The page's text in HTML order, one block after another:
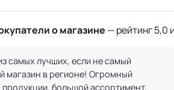
о магазине — рейтинг 5,0
самых лучших, если не самый
магазин в регионе! Огромный
большой ассортимент,